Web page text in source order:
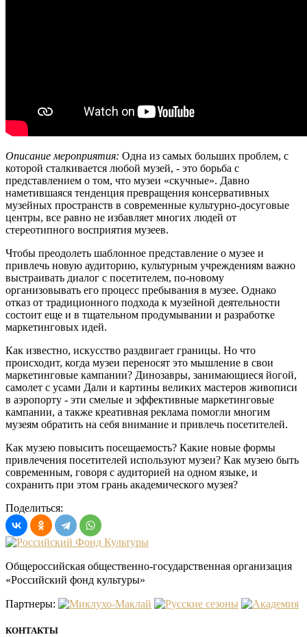
Описание мероприятия: Одна из самых больших проблем, с
которой сталкивается любой музей, - это борьба с
представлением о том, что музеи «скучные». Давно
наметившаяся тенденция превращения консервативных
музейных пространств в современные культурно-досуговые
центры, все равно не избавляет многих людей от
стереотипного восприятия музеев.
Чтобы преодолеть шаблонное представление о музее и
привлечь новую аудиторию, культурным учреждениям важно
выстраивать диалог с посетителем, по-новому
организовывать его процесс пребывания в музее. Однако
отказ от традиционного подхода к музейной деятельности
состоит еще и в тщательном продумывании и разработке
маркетинговых идей.
Как известно, искусство раздвигает границы. Но что
происходит, когда музеи переносят это мышление в свои
маркетинговые кампании? Динозавры, занимающиеся йогой,
самолет с усами Дали и картины великих мастеров живописи
в аэропорту - эти смелые и эффективные маркетинговые
кампании, а также креативная реклама помогли многим
музеям обратить на себя внимание и привлечь посетителей.
Как музею повысить посещаемость? Какие новые формы
привлечения посетителей используют музеи? Как музею быть
современным, говоря с аудиторией на одном языке, и
сохранить при этом грань академического музея?
Поделиться:
Общероссийская общественно-государственная организация
«Российский фонд культуры»
Партнеры:
КОНТАКТЫ